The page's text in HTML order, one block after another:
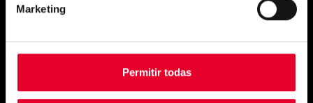
Marketing
Permitir todas
Simply
exquisite